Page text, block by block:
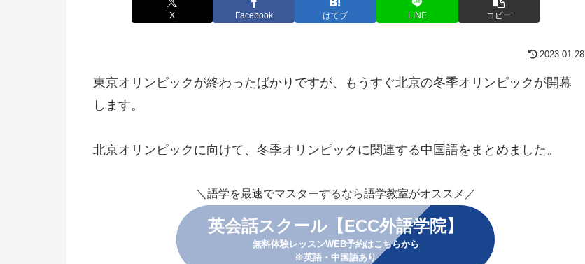
X Facebook はてブ LINE コピー
2023.01.28
東京オリンピックが終わったばかりですが、もうすぐ北京の冬季オリンピックが開幕
します。
北京オリンピックに向けて、冬季オリンピックに関連する中国語をまとめました。
＼語学を最速でマスターするなら語学教室がオススメ／
英会話スクール【ECC外語学院】
無料体験レッスンWEB予約はこちらから
※英語・中国語あり